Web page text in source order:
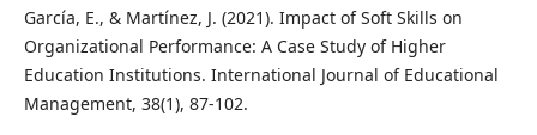
García, E., & Martínez, J. (2021). Impact of Soft Skills on
Organizational Performance: A Case Study of Higher
Education Institutions. International Journal of Educational
Management, 38(1), 87-102.